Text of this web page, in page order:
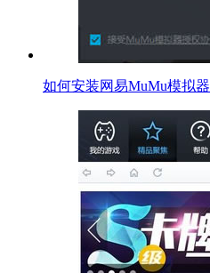
如何安装网易MuMu模拟器